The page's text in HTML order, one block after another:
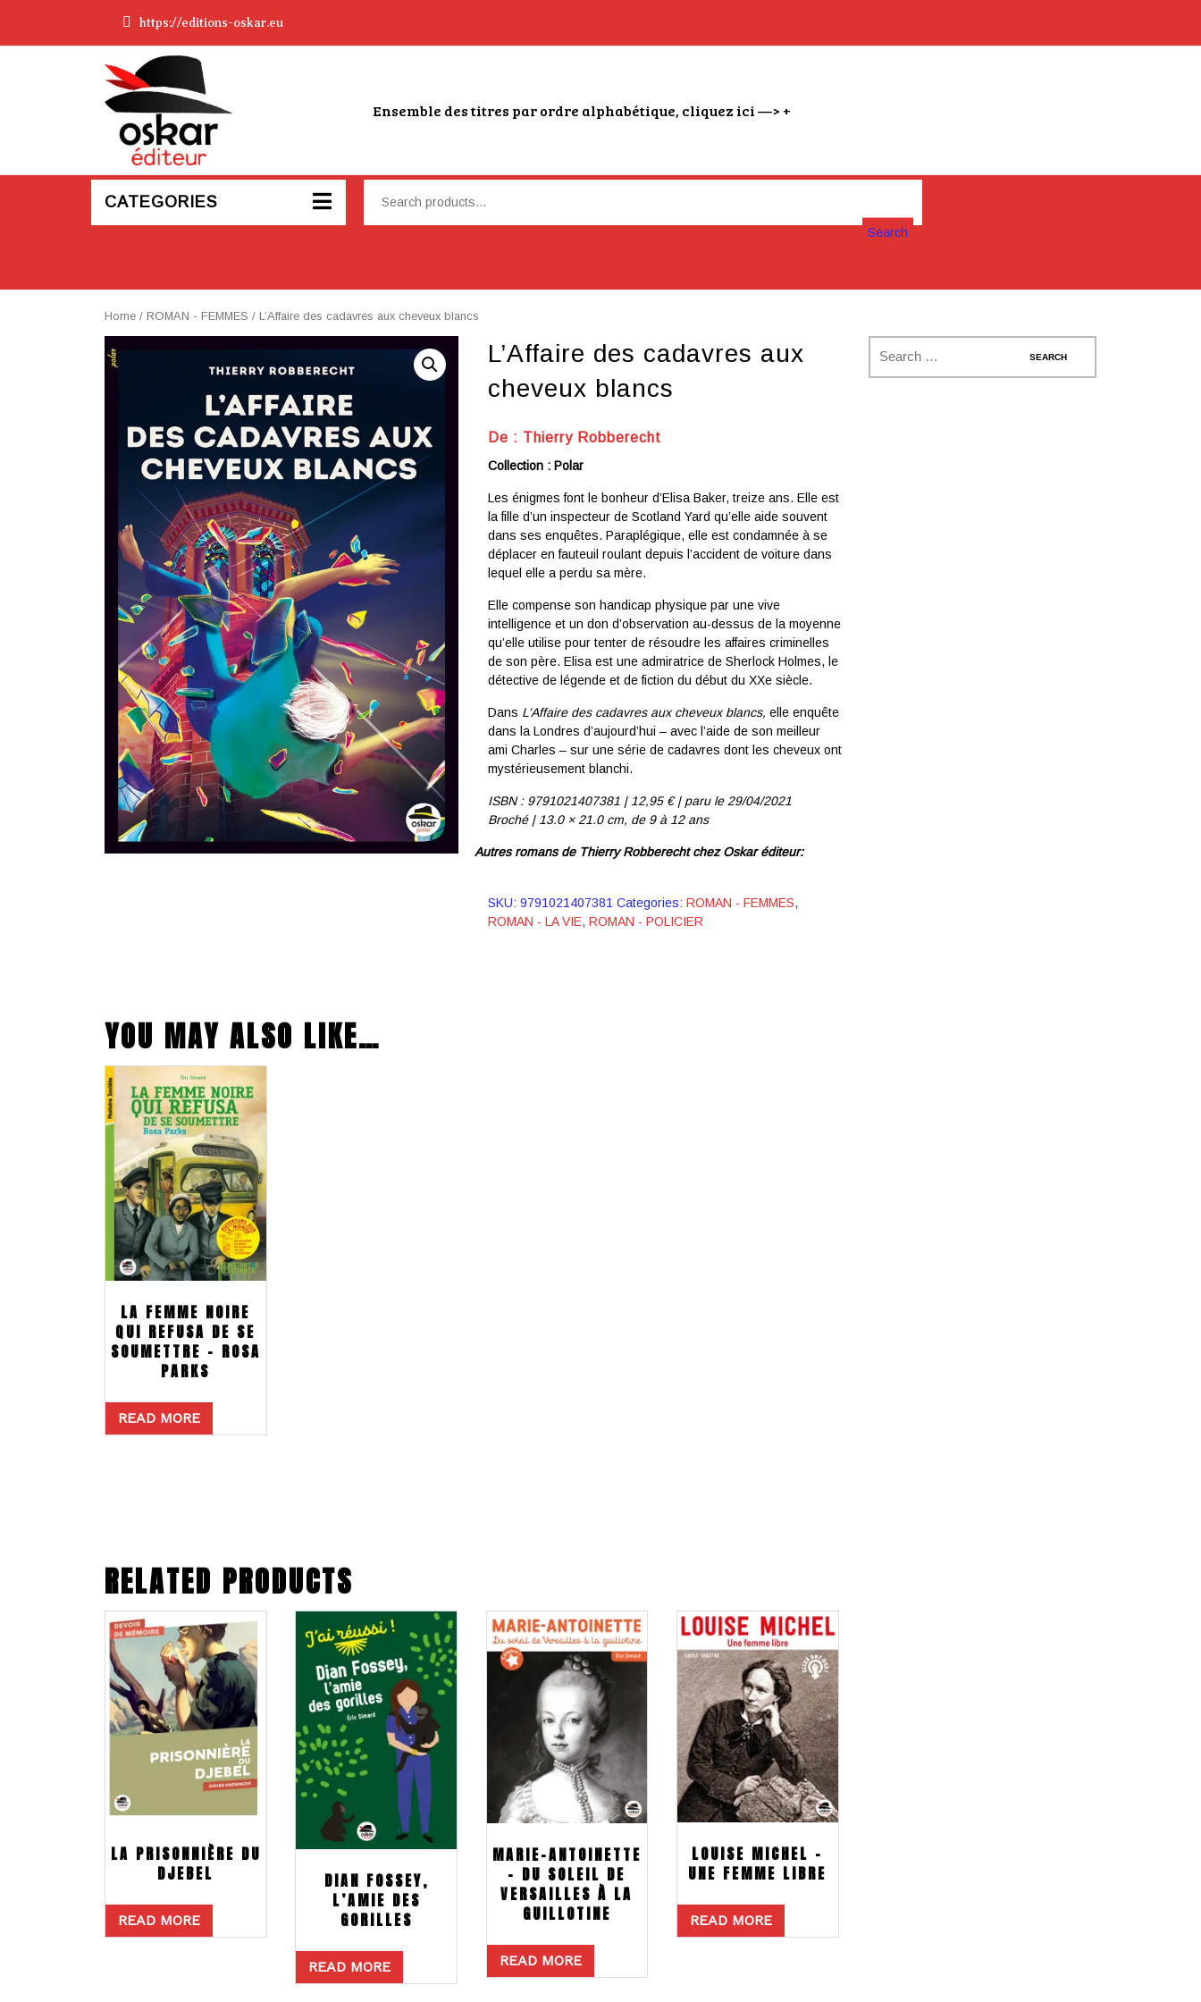
https://editions-oskar.eu
Ensemble des titres par ordre alphabétique, cliquez ici —> +
CATEGORIES
Search
Home / ROMAN - FEMMES / L’Affaire des cadavres aux cheveux blancs
L’Affaire des cadavres aux
cheveux blancs
De : Thierry Robberecht
Collection : Polar
Les énigmes font le bonheur d’Elisa Baker, treize ans. Elle est
la fille d’un inspecteur de Scotland Yard qu’elle aide souvent
dans ses enquêtes. Paraplégique, elle est condamnée à se
déplacer en fauteuil roulant depuis l’accident de voiture dans
lequel elle a perdu sa mère.
Elle compense son handicap physique par une vive
intelligence et un don d’observation au-dessus de la moyenne
qu’elle utilise pour tenter de résoudre les affaires criminelles
de son père. Elisa est une admiratrice de Sherlock Holmes, le
détective de légende et de fiction du début du XXe siècle.
Dans L’Affaire des cadavres aux cheveux blancs, elle enquête
dans la Londres d’aujourd’hui – avec l’aide de son meilleur
ami Charles – sur une série de cadavres dont les cheveux ont
mystérieusement blanchi.
ISBN : 9791021407381 | 12,95 € | paru le 29/04/2021
Broché | 13.0 × 21.0 cm, de 9 à 12 ans
Autres romans de Thierry Robberecht chez Oskar éditeur:
SKU: 9791021407381 Categories: ROMAN - FEMMES,
ROMAN - LA VIE, ROMAN - POLICIER
YOU MAY ALSO LIKE…
LA FEMME NOIRE
QUI REFUSA DE SE
SOUMETTRE – ROSA
PARKS
READ MORE
RELATED PRODUCTS
LA PRISONNIÈRE DU
DJEBEL
READ MORE
DIAN FOSSEY,
L’AMIE DES
GORILLES
READ MORE
MARIE-ANTOINETTE
– DU SOLEIL DE
VERSAILLES À LA
GUILLOTINE
READ MORE
LOUISE MICHEL –
UNE FEMME LIBRE
READ MORE